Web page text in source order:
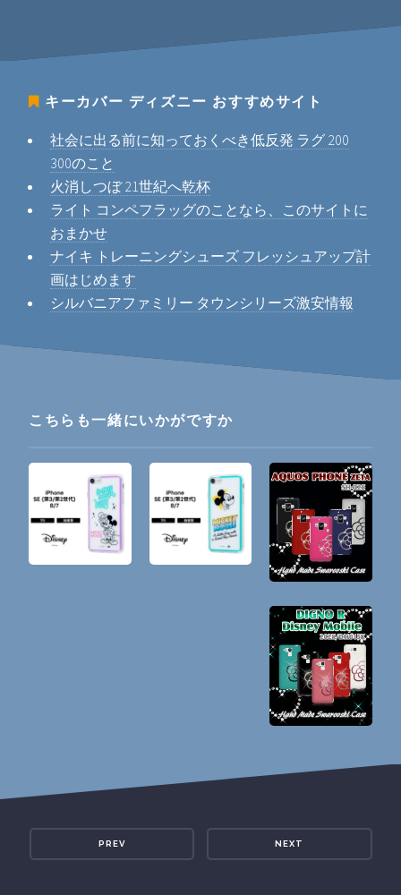
キーカバー ディズニー おすすめサイト
社会に出る前に知っておくべき低反発 ラグ 200
300のこと
火消しつぼ 21世紀へ乾杯
ライト コンペフラッグのことなら、このサイトに
おまかせ
ナイキ トレーニングシューズ フレッシュアップ計
画はじめます
シルバニアファミリー タウンシリーズ激安情報
こちらも一緒にいかがですか
PREV NEXT